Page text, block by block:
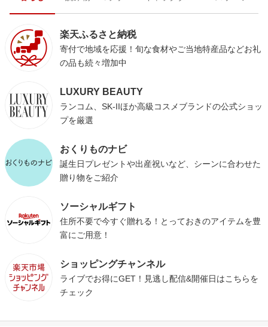
楽天ふるさと納税
寄付で地域を応援！旬な食材やご当地特産品などお礼
の品も続々増加中
LUXURY BEAUTY
ランコム、SK-IIほか高級コスメブランドの公式ショッ
プを厳選
おくりものナビ
誕生日プレゼントや出産祝いなど、シーンに合わせた
贈り物をご紹介
ソーシャルギフト
住所不要で今すぐ贈れる！とっておきのアイテムを豊
富にご用意！
ショッピングチャンネル
ライブでお得にGET！見逃し配信&開催日はこちらを
チェック